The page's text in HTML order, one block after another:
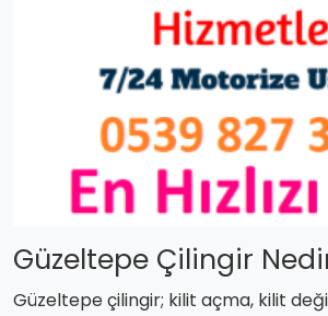
Güzeltepe Çilingir
Güzeltepe çilingir; kilit açma, kilit